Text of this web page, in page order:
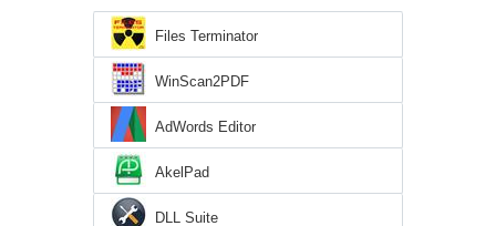
Files Terminator
WinScan2PDF
AdWords Editor
AkelPad
DLL Suite